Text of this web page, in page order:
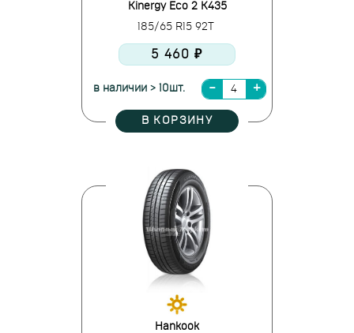
Kinergy Eco 2 K435
185/65 R15 92T
5 460 ₽
в наличии > 10шт.
В КОРЗИНУ
Hankook